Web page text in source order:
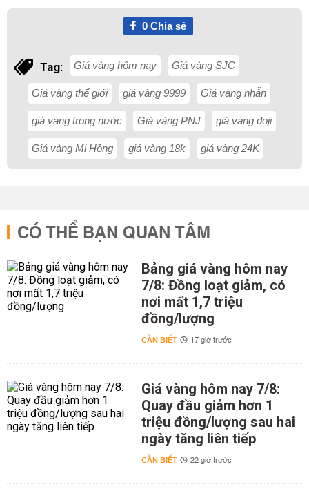
0Chia sẻ
Tag: Giá vàng hôm nay Giá vàng SJC
Giá vàng thế giới giá vàng 9999 Giá vàng nhẫn
giá vàng trong nước Giá vàng PNJ giá vàng doji
Giá vàng Mi Hồng giá vàng 18k giá vàng 24K
CÓ THỂ BẠN QUAN TÂM
Bảng giá vàng hôm nay
7/8: Đồng loạt giảm, có
nơi mất 1,7 triệu
đồng/lượng
CẦN BIẾT 17 giờ trước
Giá vàng hôm nay 7/8:
Quay đầu giảm hơn 1
triệu đồng/lượng sau hai
ngày tăng liên tiếp
CẦN BIẾT 22 giờ trước